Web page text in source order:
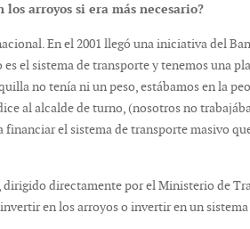
arroyos si era más necesario?
En el 2001 llegó una iniciativa del
el sistema de transporte y tenemos una
no tenía ni un peso, estábamos en la
al alcalde de turno, (nosotros no
el sistema de transporte masivo
directamente por el Ministerio de
en los arroyos o invertir en un